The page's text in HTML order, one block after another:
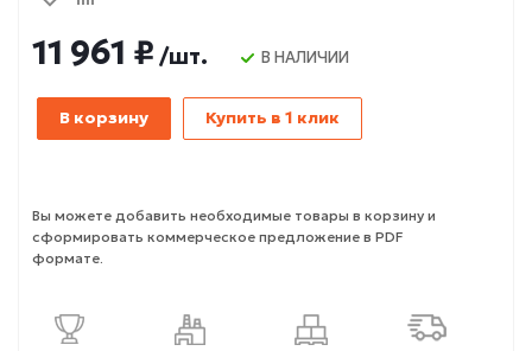
11 961 ₽ /шт. В НАЛИЧИИ
В корзину Купить в 1 клик
Вы можете добавить необходимые товары в корзину и
сформировать коммерческое предложение в PDF
формате.